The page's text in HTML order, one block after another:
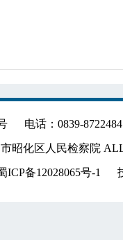
电话：0839-8722484
昭化区人民检察院
ICP备12028065号-1